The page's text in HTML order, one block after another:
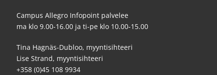
Campus Allegro Infopoint palvelee
ma klo 9.00-16.00 ja ti-pe klo 10.00-15.00
Tina Hagnäs-Dubloo, myyntisihteeri
Lise Strand, myyntisihteeri
+358 (0)45 108 9934